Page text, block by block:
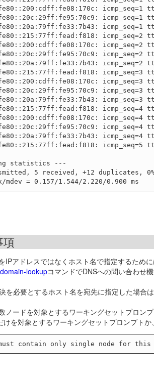
icmp_seq=1
icmp_seq=1
icmp_seq=1
icmp_seq=2
icmp_seq=2
icmp_seq=2
icmp_seq=2
icmp_seq=3
icmp_seq=3
icmp_seq=3
icmp_seq=3
icmp_seq=4
icmp_seq=4
icmp_seq=4
icmp_seq=4
icmp_seq=5
statistics ---
5 received, +12 duplicates,
項
IPアドレスではなくホスト名で指定するため
lookupコマンドでDNSへの問い合わせ
を必要とするホスト名を宛先に指定した場合
ノードを対象とするワーキングセットプロン
けを対象とするワーキングセットプロンプト